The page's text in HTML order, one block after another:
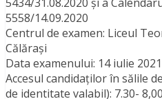
5558/14.09.2020
Centrul de examen: Liceul
Călărași
Data examenului: 14 iulie 2021
Accesul candidaţilor în sălile
de identitate valabil): 7.30-